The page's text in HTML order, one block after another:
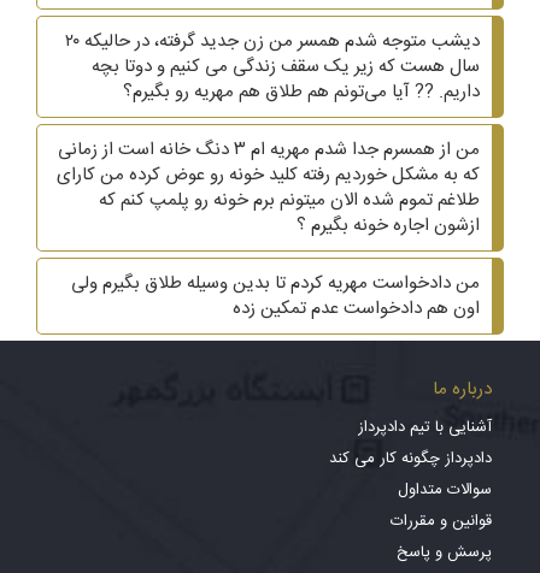
دیشب متوجه شدم همسر من زن جدید گرفته، در حالیکه ۲۰
سال هست که زیر یک سقف زندگی می کنیم و دوتا بچه
داریم. ?? آیا می‌تونم هم طلاق هم مهریه رو بگیرم؟
من از همسرم جدا شدم مهریه ام ۳ دنگ خانه است از زمانی
که به مشکل خوردیم رفته کلید خونه رو عوض کرده من کارای
طلاغم تموم شده الان میتونم برم خونه رو پلمپ کنم که
ازشون اجاره خونه بگیرم ؟
من دادخواست مهریه کردم تا بدین وسیله طلاق بگیرم ولی
اون هم دادخواست عدم تمکین زده
درباره ما
آشنایی با تیم دادپرداز
دادپرداز چگونه کار می کند
سوالات متداول
قوانین و مقررات
پرسش و پاسخ